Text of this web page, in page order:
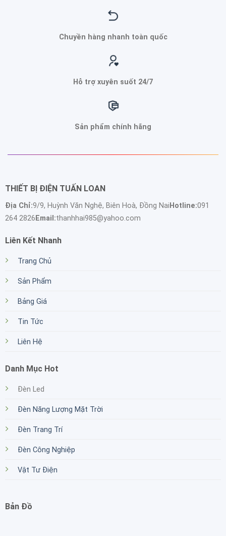
Chuyền hàng nhanh toàn quốc
Hỗ trợ xuyên suốt 24/7
Sản phẩm chính hãng
THIẾT BỊ ĐIỆN TUẤN LOAN
Địa Chỉ:9/9, Huỳnh Văn Nghệ, Biên Hoà, Đồng Nai Hotline:091
264 2826 Email:thanhhai985@yahoo.com
Liên Kết Nhanh
Trang Chủ
Sản Phẩm
Bảng Giá
Tin Tức
Liên Hệ
Danh Mục Hot
Đèn Led
Đèn Năng Lượng Mặt Trời
Đèn Trang Trí
Đèn Công Nghiệp
Vật Tư Điện
Bản Đồ